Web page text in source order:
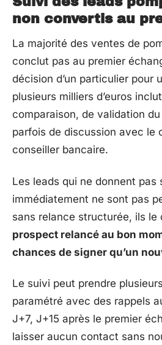
non convertis au
La majorité des ventes de
conclut pas au premier
décision d’un particulier pour
plusieurs milliers d’euros
comparaison, de validation
parfois de discussion avec le
conseiller bancaire.
Les leads qui ne donnent pas
immédiatement ne sont pas
sans relance structurée, ils le
prospect relancé au bon
chances de signer qu’un
Le suivi peut prendre
paramétré avec des rappels
J+7, J+15 après le premier
laisser aucun contact sans